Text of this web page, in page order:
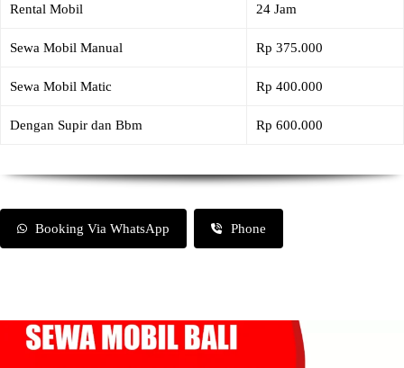
Rental Mobil 24 Jam
Sewa Mobil Manual Rp 375.000
Sewa Mobil Matic Rp 400.000
Dengan Supir dan Bbm Rp 600.000
Booking Via WhatsApp Phone